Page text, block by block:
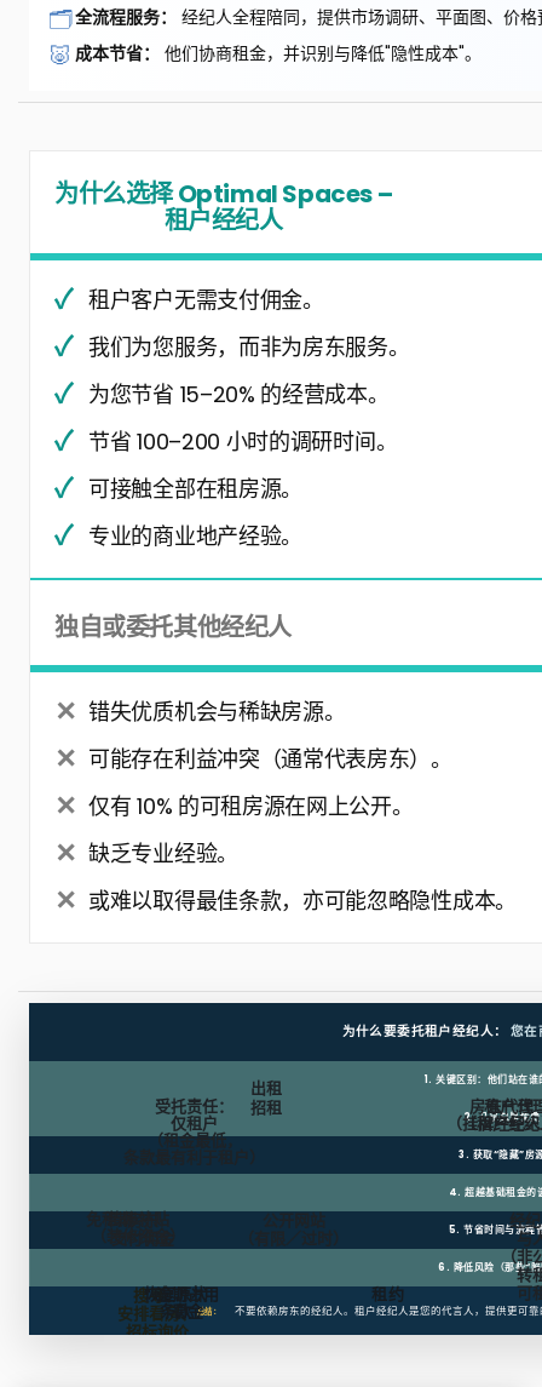
🗂️全流程服务： 经纪人全程陪同，提供市场调研、平面图、价
🐷 成本节省： 他们协商租金，并识别与降低"隐性成本"。
为什么选择 Optimal Spaces –
租户经纪人
租户客户无需支付佣金。
我们为您服务，而非为房东服务。
为您节省 15–20% 的经营成本。
节省 100–200 小时的调研时间。
可接触全部在租房源。
专业的商业地产经验。
独自或委托其他经纪人
错失优质机会与稀缺房源。
可能存在利益冲突（通常代表房东）。
仅有 10% 的可租房源在网上公开。
缺乏专业经验。
或难以取得最佳条款，亦可能忽略隐性成本。
为什么要委托租户经纪人： 您在
1. 关键区别：他们站在谁
房东代理
（挂牌经纪
出租
招租
租户代
（租户经
受托责任：
仅租户
（租金最低，
条款最有利于租户）
2. 几乎总是免费
3. 获取“隐藏”房
4. 超越基础租金的
房东
支付佣金
公开网站
（有限／过时）
经
与
（非
转
可
免租期装修补贴
（装修资金） 5. 节省时间与流程
6. 降低风险（那些“
搜寻、
安排看房、
招标询价
恢复原状
条款
逾期占用
罚金
租约
总结： 不要依赖房东的经纪人。租户经纪人是您的代言人，提供更可